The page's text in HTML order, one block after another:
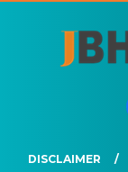
DISCLAIMER